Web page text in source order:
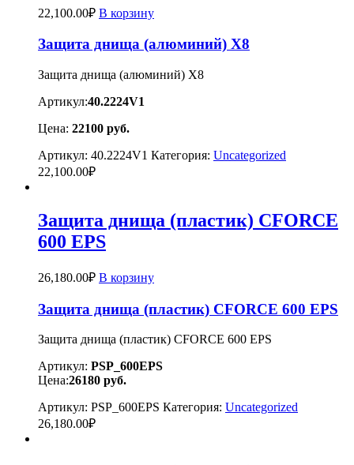
22,100.00₽ В корзину
Защита днища (алюминий) Х8
Защита днища (алюминий) Х8
Артикул:40.2224V1
Цена: 22100 руб.
Артикул: 40.2224V1 Категория: Uncategorized
22,100.00₽
Защита днища (пластик) CFORCE
600 EPS
26,180.00₽ В корзину
Защита днища (пластик) CFORCE 600 EPS
Защита днища (пластик) CFORCE 600 EPS
Артикул: PSP_600EPS
Цена:26180 руб.
Артикул: PSP_600EPS Категория: Uncategorized
26,180.00₽